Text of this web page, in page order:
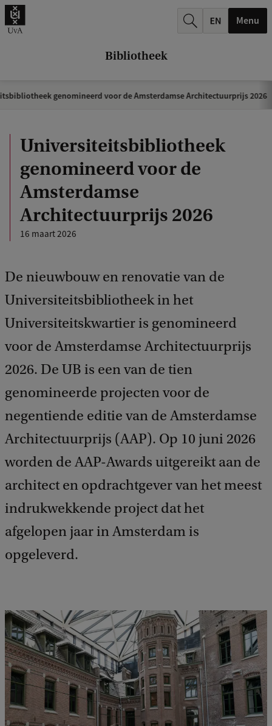
Bibliotheek
Menu
genomineerd voor de Amsterdamse Architectuurprijs 2026
Universiteitsbibliotheek
genomineerd voor de
Amsterdamse
Architectuurprijs 2026
16 maart 2026
De nieuwbouw en renovatie van de
Universiteitsbibliotheek in het
Universiteitskwartier is genomineerd
voor de Amsterdamse Architectuurprijs
2026. De UB is een van de tien
genomineerde projecten voor de
negentiende editie van de Amsterdamse
Architectuurprijs (AAP). Op 10 juni 2026
worden de AAP-Awards uitgereikt aan de
architect en opdrachtgever van het meest
indrukwekkende project dat het
afgelopen jaar in Amsterdam is
opgeleverd.